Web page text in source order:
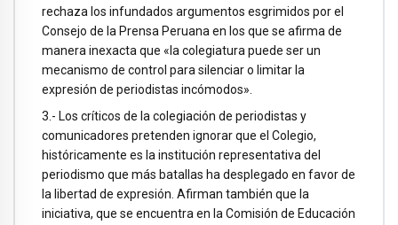
rechaza los infundados argumentos esgrimidos por el
Consejo de la Prensa Peruana en los que se afirma de
manera inexacta que «la colegiatura puede ser un
mecanismo de control para silenciar o limitar la
expresión de periodistas incómodos».
3.- Los críticos de la colegiación de periodistas y
comunicadores pretenden ignorar que el Colegio,
históricamente es la institución representativa del
periodismo que más batallas ha desplegado en favor de
la libertad de expresión. Afirman también que la
iniciativa, que se encuentra en la Comisión de Educación